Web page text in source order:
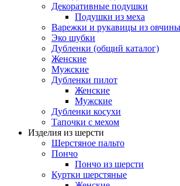
Декоративные подушки
Подушки из меха
Варежки и рукавицы из овчины
Эко шубки
Дубленки (общий каталог)
Женские
Мужские
Дубленки пилот
Женские
Мужские
Дубленки косухи
Тапочки с мехом
Изделия из шерсти
Шерстяное пальто
Пончо
Пончо из шерсти
Куртки шерстяные